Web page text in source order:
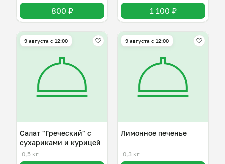
800 ₽ 1 100 ₽
9 августа с 12:00
Салат "Греческий" с
сухариками и курицей
0,5 кг
9 августа с 12:00
Лимонное печенье
0,3 кг